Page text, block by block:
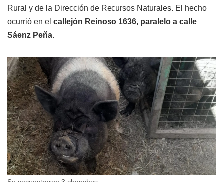
Rural y de la Dirección de Recursos Naturales. El hecho
ocurrió en el callejón Reinoso 1636, paralelo a calle
Sáenz Peña.